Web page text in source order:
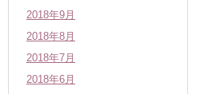
2018年9月
2018年8月
2018年7月
2018年6月